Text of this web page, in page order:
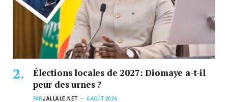
Élections locales de 2027: Diomaye a-t-il
peur des urnes ?
PARJALLALE.NET 6 AOÛT 2026